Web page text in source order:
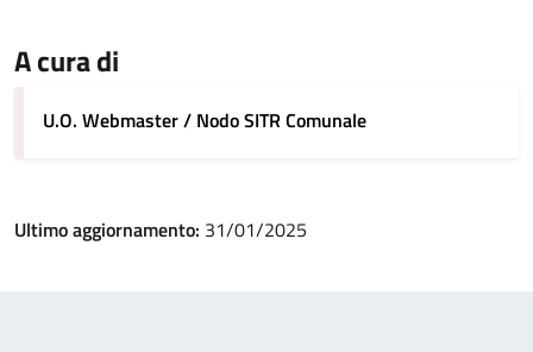
A cura di
U.O. Webmaster / Nodo SITR Comunale
Ultimo aggiornamento: 31/01/2025